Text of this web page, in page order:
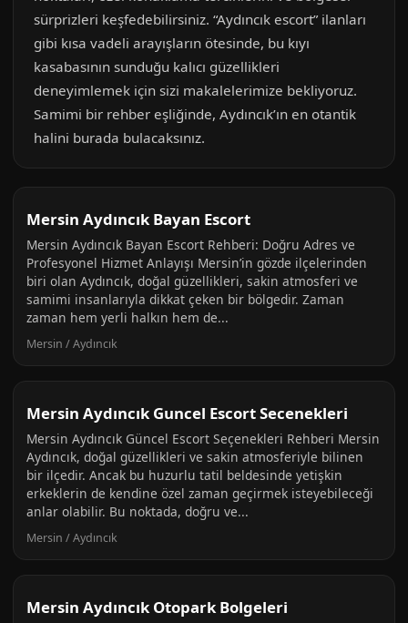
sürprizleri keşfedebilirsiniz. “Aydıncık escort” ilanları
gibi kısa vadeli arayışların ötesinde, bu kıyı
kasabasının sunduğu kalıcı güzellikleri
deneyimlemek için sizi makalelerimize bekliyoruz.
Samimi bir rehber eşliğinde, Aydıncık’ın en otantik
halini burada bulacaksınız.
Mersin Aydıncık Bayan Escort
Mersin Aydıncık Bayan Escort Rehberi: Doğru Adres ve
Profesyonel Hizmet Anlayışı Mersin’in gözde ilçelerinden
biri olan Aydıncık, doğal güzellikleri, sakin atmosferi ve
samimi insanlarıyla dikkat çeken bir bölgedir. Zaman
zaman hem yerli halkın hem de...
Mersin / Aydıncık
Mersin Aydıncık Guncel Escort Secenekleri
Mersin Aydıncık Güncel Escort Seçenekleri Rehberi Mersin
Aydıncık, doğal güzellikleri ve sakin atmosferiyle bilinen
bir ilçedir. Ancak bu huzurlu tatil beldesinde yetişkin
erkeklerin de kendine özel zaman geçirmek isteyebileceği
anlar olabilir. Bu noktada, doğru ve...
Mersin / Aydıncık
Mersin Aydıncık Otopark Bolgeleri